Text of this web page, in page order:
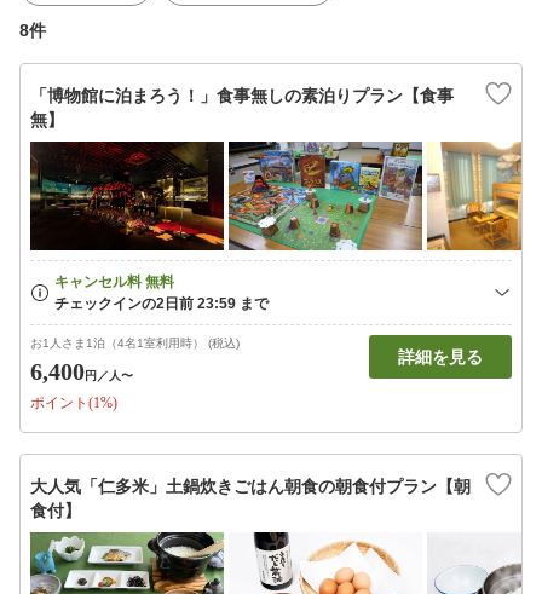
8件
「博物館に泊まろう！」食事無しの素泊りプラン【食事
無】
お1人さま1泊（4名1室利用時） (税込)
6,400円 ／人〜
ポイント(1%)
詳細を見る
大人気「仁多米」土鍋炊きごはん朝食の朝食付プラン【朝
食付】